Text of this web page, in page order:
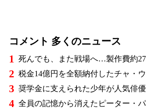
コメント 多くのニュース
1
2
3
4